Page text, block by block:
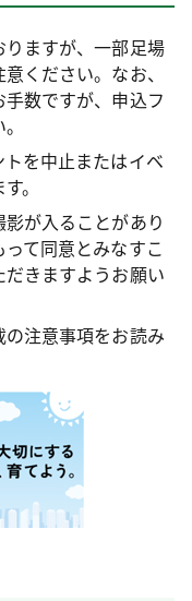
ますが、一部足場
ください。なお、
数ですが、申込フ
を中止またはイベ
。
が入ることがあり
て同意とみなすこ
きますようお願い
注意事項をお読み